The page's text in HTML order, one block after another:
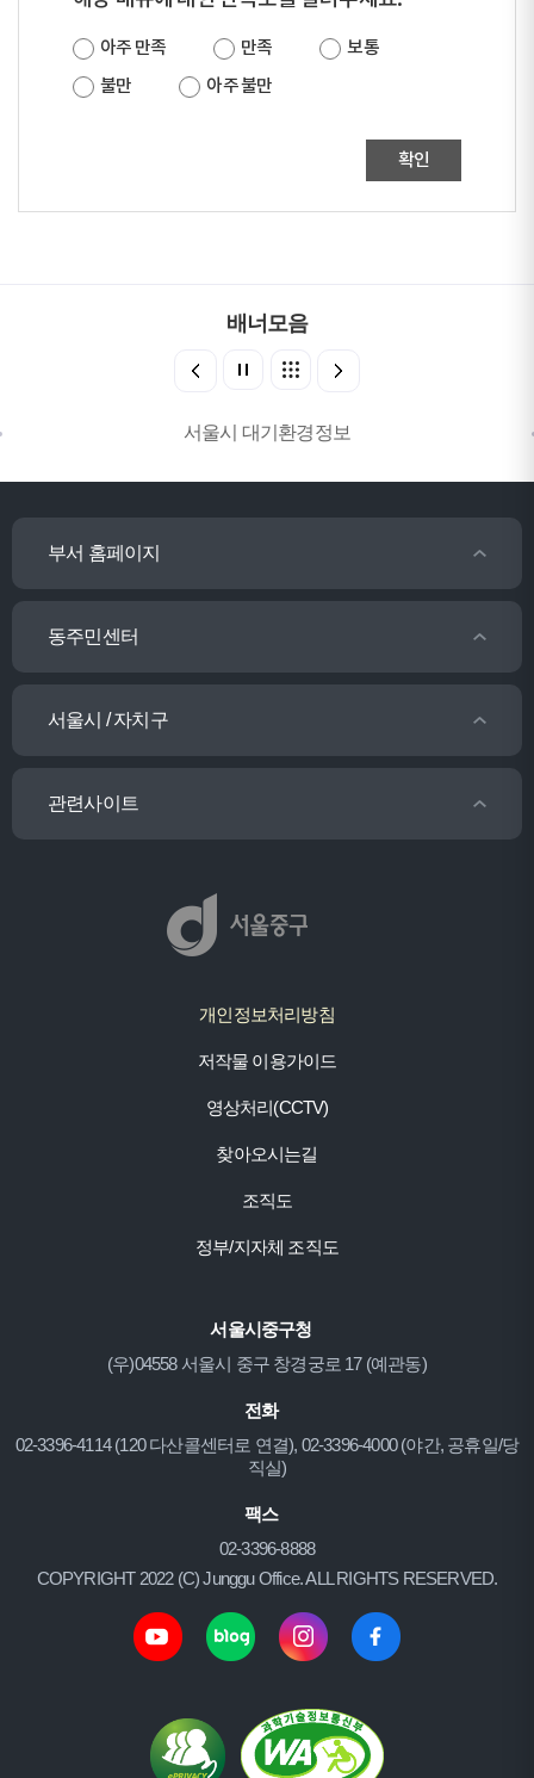
아주 만족 만족
보통
불만
아주 불만
확인
배너모음
서울시 대기환경정보
부서 홈페이지
동주민센터
서울시 / 자치구
관련사이트
개인정보처리방침
저작물 이용가이드
영상처리(CCTV)
찾아오시는길
조직도
정부/지자체 조직도
서울시중구청
(우)04558 서울시 중구 창경궁로 17 (예관동)
전화
02-3396-4114 (120 다산콜센터로 연결), 02-3396-4000 (야간, 공휴일/당
직실)
팩스
02-3396-8888
COPYRIGHT 2022 (C) Junggu Office. ALL RIGHTS RESERVED.